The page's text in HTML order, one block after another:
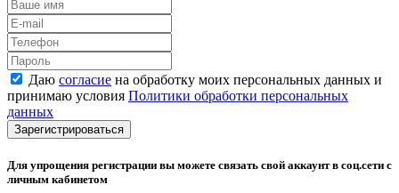
Даю согласие на обработку моих персональных данных и
принимаю условия Политики обработки персональных
данных
Зарегистрироваться
Для упрощения регистрации вы можете связать свой аккаунт в соц.сети с
личным кабинетом